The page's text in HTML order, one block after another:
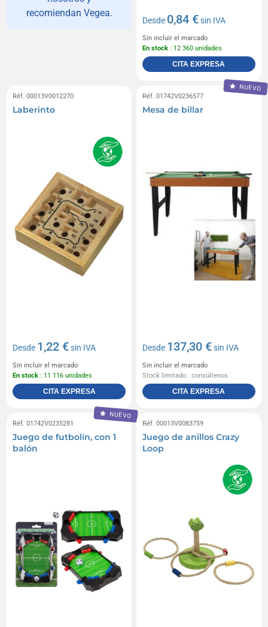
recomiendan Vegea.
Desde 0,84 €sin IVA
Sin incluir el marcado
En stock : 12 360 unidades
CITA EXPRESA
Réf. 00013V0012270
Laberinto
Desde 1,22 €sin IVA
Sin incluir el marcado
En stock : 11 116 unidades
CITA EXPRESA
NUEVO
Réf. 01742V0236577
Mesa de billar
Desde 137,30 €sin IVA
Sin incluir el marcado
Stock limitado : consúltenos
CITA EXPRESA
NUEVO
Réf. 01742V0235281
Juego de futbolín, con 1
balón
Réf. 00013V0083759
Juego de anillos Crazy
Loop